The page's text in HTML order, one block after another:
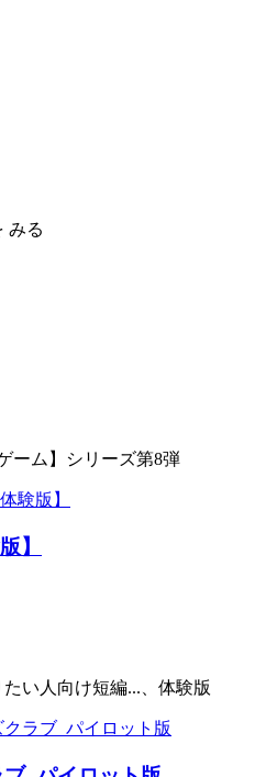
みる
ーム】シリーズ第8弾
】
い人向け短編...、体験版